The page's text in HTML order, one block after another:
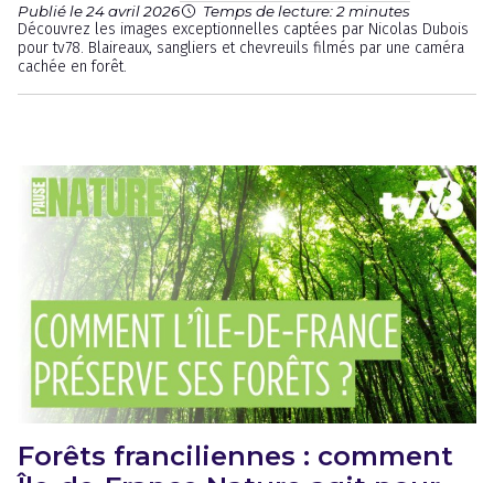
Publié le 24 avril 2026 Temps de lecture: 2 minutes
Découvrez les images exceptionnelles captées par Nicolas Dubois
pour tv78. Blaireaux, sangliers et chevreuils filmés par une caméra
cachée en forêt.
Forêts franciliennes : comment